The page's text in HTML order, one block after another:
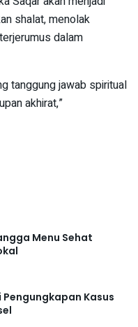
shalat, menolak
dalam
tanggung jawab spiritual
akhirat,”
Menu Sehat
Kasus